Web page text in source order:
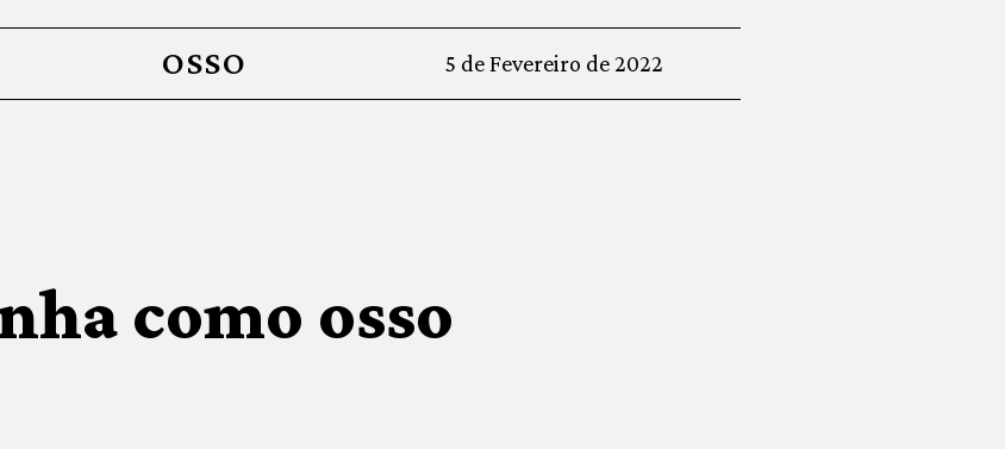
OSSO 5 de Fevereiro de 2022
como osso